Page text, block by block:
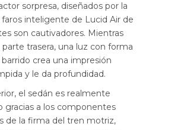
sorpresa, diseñados por la
inteligente de Lucid Air de
son cautivadores. Mientras
parte trasera, una luz con forma
barrido crea una impresión
y le da profundidad.
el sedán es realmente
gracias a los componentes
de la firma del tren motriz,